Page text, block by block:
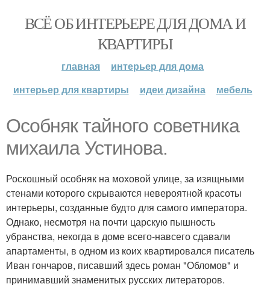
ВСЁ ОБ ИНТЕРЬЕРЕ ДЛЯ ДОМА И
КВАРТИРЫ
главная
интерьер для дома
интерьер для квартиры
идеи дизайна мебель
Особняк тайного советника
михаила Устинова.
Роскошный особняк на моховой улице, за изящными
стенами которого скрываются невероятной красоты
интерьеры, созданные будто для самого императора.
Однако, несмотря на почти царскую пышность
убранства, некогда в доме всего-навсего сдавали
апартаменты, в одном из коих квартировался писатель
Иван гончаров, писавший здесь роман "Обломов" и
принимавший знаменитых русских литераторов.